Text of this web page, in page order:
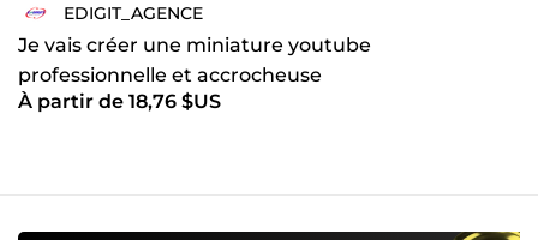
EDIGIT_AGENCE
Je vais créer une miniature youtube
professionnelle et accrocheuse
À partir de 18,76 $US